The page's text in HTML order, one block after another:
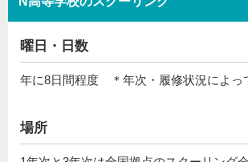
曜日・日数
年に8日間程度 ＊年次・履修状況によっ
場所